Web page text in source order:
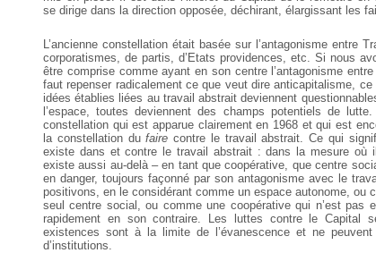
se dirige dans la direction opposée, déchirant, élargissant les
L’ancienne constellation était basée sur l’antagonisme entre
corporatismes, de partis, d’Etats providences, etc. Si nous
être comprise comme ayant en son centre l’antagonisme
faut repenser radicalement ce que veut dire anticapitalisme,
idées établies liées au travail abstrait deviennent
l’espace, toutes deviennent des champs potentiels de lutte.
constellation qui est apparue clairement en 1968 et qui est
la constellation dufaire contre le travail abstrait. Ce qui
existe dans et contre le travail abstrait : dans la mesure où
existe aussi au-delà – en tant que coopérative, que centre
en danger, toujours façonné par son antagonisme avec le
positivons, en le considérant comme un espace autonome,
seul centre social, ou comme une coopérative qui n’est
rapidement en son contraire. Les luttes contre le Capital
existences sont à la limite de l’évanescence et ne
d’institutions.